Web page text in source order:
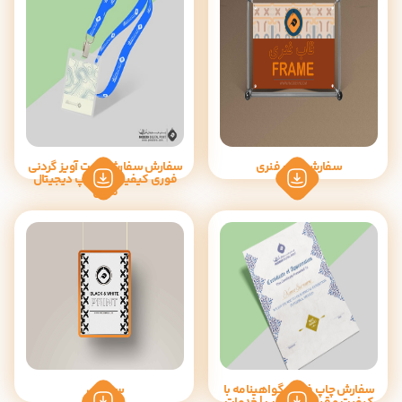
سفارش قاب فنری سفارش سفارش کارت آویز گردنی
فوری کیفیت بالا |چاپ دیجیتال
مدرن
سفارش چاپ فوری گواهینامه با سفارش